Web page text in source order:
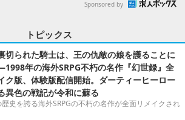
Sponsored by
トピックス
切られた騎士は、王の仇敵の娘を護ることに
年の海外SRPG不朽の名作『幻世録』全
ク版、体験版配信開始。ダーティーヒーロー
異色の戦記が令和に蘇る
史を誇る海外SRPGの不朽の名作が全面リメイクされ